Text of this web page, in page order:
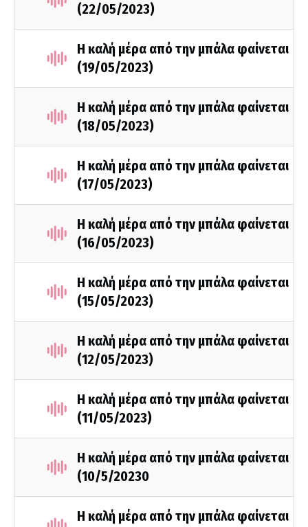
(22/05/2023)
Η καλή μέρα από την μπάλα φαίνεται
(19/05/2023)
Η καλή μέρα από την μπάλα φαίνεται
(18/05/2023)
Η καλή μέρα από την μπάλα φαίνεται
(17/05/2023)
Η καλή μέρα από την μπάλα φαίνεται
(16/05/2023)
Η καλή μέρα από την μπάλα φαίνεται
(15/05/2023)
Η καλή μέρα από την μπάλα φαίνεται
(12/05/2023)
Η καλή μέρα από την μπάλα φαίνεται
(11/05/2023)
Η καλή μέρα από την μπάλα φαίνεται
(10/5/20230
Η καλή μέρα από την μπάλα φαίνεται